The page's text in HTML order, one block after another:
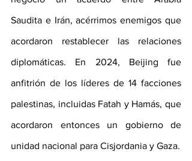
Saudita e Irán, acérrimos enemigos que
acordaron restablecer las relaciones
diplomáticas. En 2024, Beijing fue
anfitrión de los líderes de 14 facciones
palestinas, incluidas Fatah y Hamás, que
acordaron entonces un gobierno de
unidad nacional para Cisjordania y Gaza.